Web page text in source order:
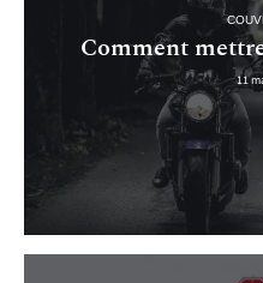
Comment
11